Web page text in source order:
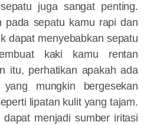
juga sangat penting.
pada sepatu kamu rapi dan
dapat menyebabkan sepatu
kaki kamu rentan
itu, perhatikan apakah ada
yang mungkin bergesekan
lipatan kulit yang tajam.
menjadi sumber iritasi